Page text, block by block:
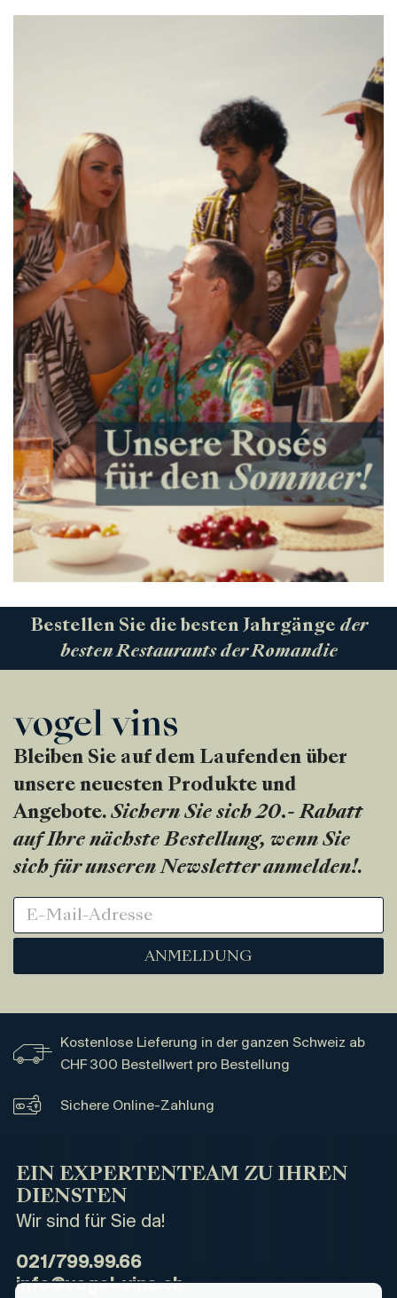
Bestellen Sie die besten Jahrgänge der
besten Restaurants der Romandie
Bleiben Sie auf dem Laufenden über
unsere neuesten Produkte und
Angebote. Sichern Sie sich 20.- Rabatt
auf Ihre nächste Bestellung, wenn Sie
sich für unseren Newsletter anmelden!.
ANMELDUNG
Kostenlose Lieferung in der ganzen Schweiz ab
CHF 300 Bestellwert pro Bestellung
Sichere Online-Zahlung
EIN EXPERTENTEAM ZU IHREN
DIENSTEN
Wir sind für Sie da!
021/799.99.66
info@vogel-vins.ch